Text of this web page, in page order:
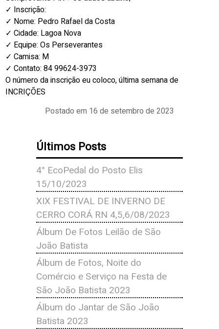
✓ Inscrição:
✓ Nome: Pedro Rafael da Costa
✓ Cidade: Lagoa Nova
✓ Equipe: Os Perseverantes
✓ Camisa: M
✓ Contato: 84 99624-3973
O número da inscrição eu coloco, última semana de
INCRIÇÕES
Postado em 16 de setembro de 2023
Últimos Posts
4° EcoPedal do Posto Elis
15/10/2023
XIX FESTIVAL DE INVERNO DE
CERRO CORÁ RN 4,5,6/08/2023
Álbum De Fotos Leilão de São
João Batista
Álbum de Fotos, Noite do
Comércio e Serviço na Festa de
São João Batista 2023
Álbum do Jantar de São João
Batista 2023